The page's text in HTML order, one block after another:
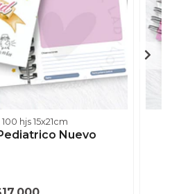
hjs 15x21cm
Nuevo